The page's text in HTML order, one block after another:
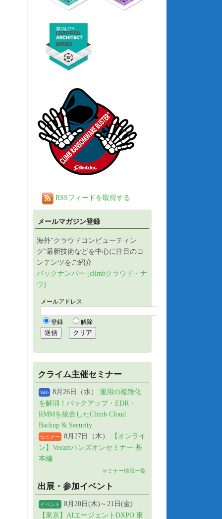
RSSフィードを取得する
メールマガジン登録
海外”クラウドコンピューティン
グ”最新技術などを中心に注目のコ
ンテンツをご紹介
バックナンバー [climbクラウド・ナ
ウ]
クライム主催セミナー
Web 8月26日（水） 運用の複雑化
を解消！バックアップ・EDR・
RMMを統合したClimb Cloud
Backup & Security
セミナー 8月27日（木）
【オンライ
ン】Veeamハンズオンセミナー 基
本編
セミナー情報一覧
出展・参加イベント
イベント
8月20日(木)～21日(金)
【東京】AIエージェントDXPO 東